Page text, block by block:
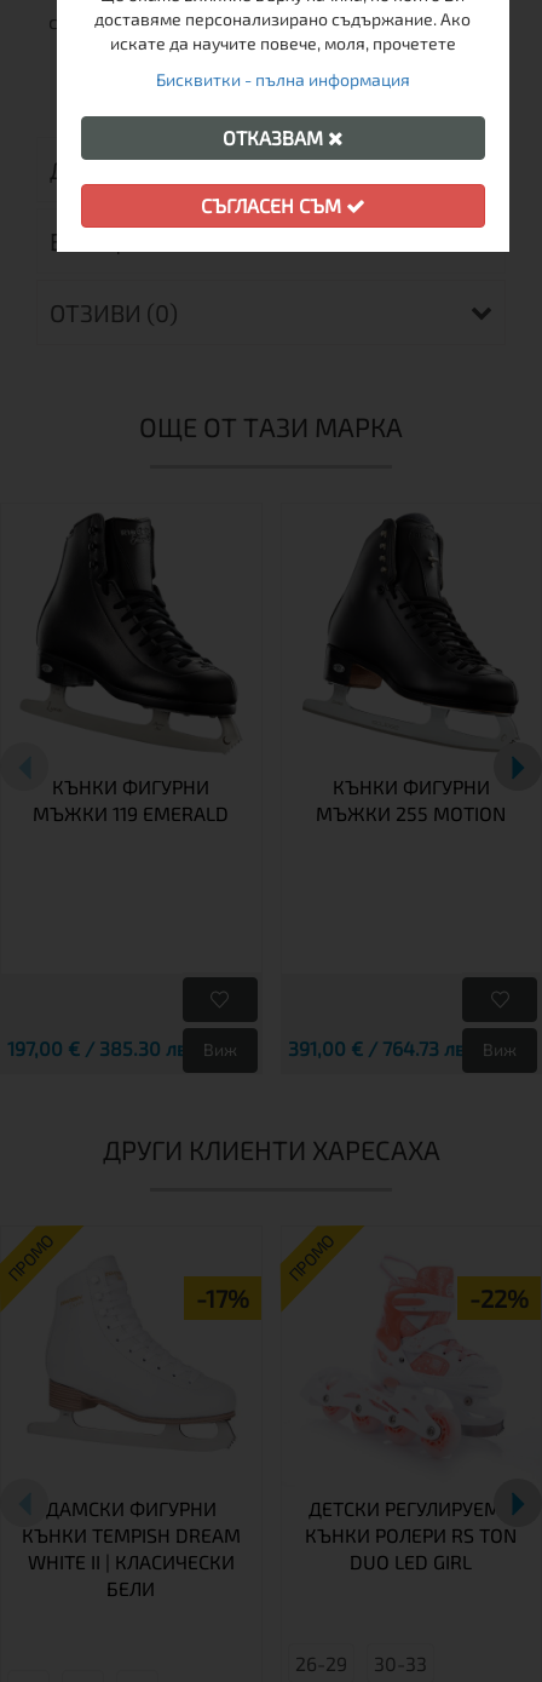
среден, широк
ДОСТАВКА
ВРЪЩАНЕ
ОТЗИВИ (0)
ОЩЕ ОТ ТАЗИ МАРКА
КЪНКИ ФИГУРНИ
МЪЖКИ 119 EMERALD
197,00 € / 385.30 лв. Виж
КЪНКИ ФИГУРНИ
МЪЖКИ 255 MOTION
391,00 € / 764.73 лв. Виж
ДРУГИ КЛИЕНТИ ХАРЕСАХА
ПРОМО
-17%
ДАМСКИ ФИГУРНИ
КЪНКИ TEMPISH DREAM
WHITE II | КЛАСИЧЕСКИ
БЕЛИ
ПРОМО
-22%
ДЕТСКИ РЕГУЛИРУЕМИ
КЪНКИ РОЛЕРИ RS TON
DUO LED GIRL
26-29 30-33
доставяме персонализирано съдържание. Ако
искате да научите повече, моля, прочетете
Бисквитки - пълна информация
ОТКАЗВАМ
СЪГЛАСЕН СЪМ